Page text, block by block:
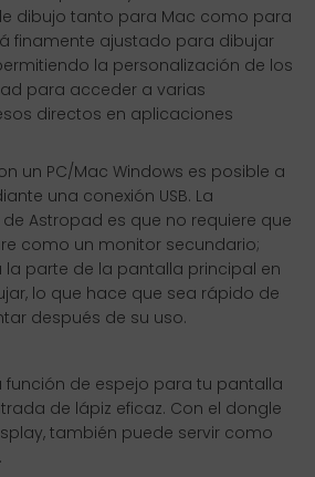
dibujo tanto para Mac como para
finamente ajustado para dibujar
la personalización de los
para acceder a varias
directos en aplicaciones
un PC/Mac Windows es posible a
una conexión USB. La
Astropad es que no requiere que
como un monitor secundario;
la parte de la pantalla principal en
lo que hace que sea rápido de
después de su uso.
función de espejo para tu pantalla
de lápiz eficaz. Con el dongle
también puede servir como